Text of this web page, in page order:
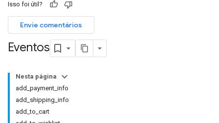
Isso foi útil?
Envie comentários
Eventos
Nesta página
add_payment_info
add_shipping_info
add_to_cart